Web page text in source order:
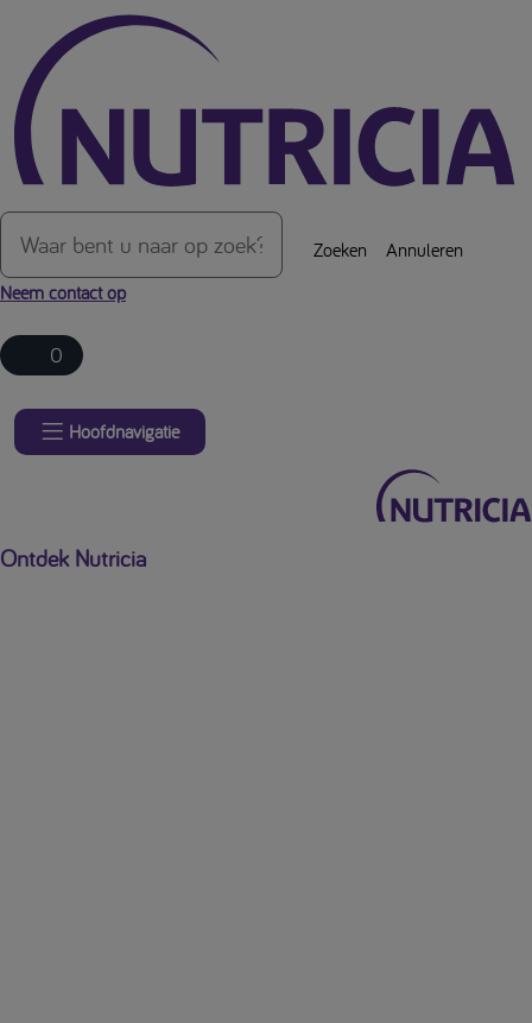
Over de inhoud van de pagina
Zoeken
Annuleren
Neem contact op
0
Hoofdnavigatie
Ontdek Nutricia